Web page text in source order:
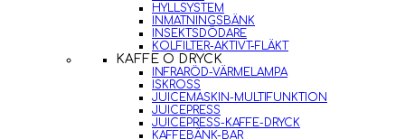
HYLLSYSTEM
INMATNINGSBÄNK
INSEKTSDÖDARE
KOLFILTER-AKTIVT-FLÄKT
KAFFE O DRYCK
INFRARÖD-VÄRMELAMPA
ISKROSS
JUICEMASKIN-MULTIFUNKTION
JUICEPRESS
JUICEPRESS-KAFFE-DRYCK
KAFFEBÄNK-BAR